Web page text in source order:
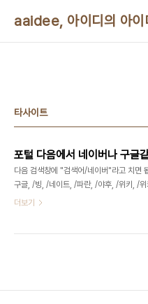
aaidee, 아이디의 아이
타사이트
다음 검색창에 "검색어/네이버"라고 치면
구글, /빙, /네이트, /파란, /야후, /위키, /위
/티스토리, /유튜브, /사전, /영어사전, /국어
더보기